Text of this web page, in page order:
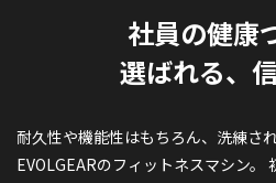
社員の健康
選ばれる、
耐久性や機能性はもちろん、洗練さ
EVOLGEARのフィットネスマシン。